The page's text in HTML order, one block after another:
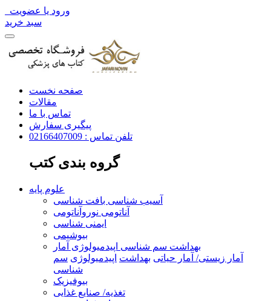
ورود یا عضویت
سبد خرید
صفحه نخست
مقالات
تماس با ما
پیگیری سفارش
تلفن تماس : 02166407009
گروه بندی کتب
علوم پایه
آسیب شناسی بافت شناسی
آناتومی نوروآناتومی
ایمنی شناسی
بیوشیمی
بهداشت سم شناسی اپیدمیولوژی آمار
آمار زیستی/ آمار حیاتی بهداشت اپیدمیولوژی سم
شناسی
بیوفیزیک
تغذیه/ صنایع غذایی